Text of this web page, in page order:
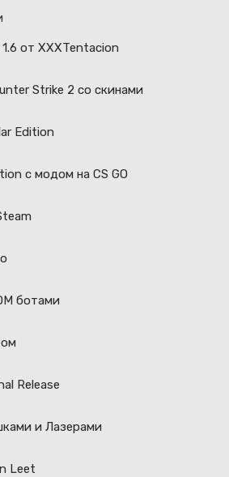
от XXXTentacion
Strike 2 со скинами
Edition
с модом на CS GO
ботами
Release
и Лазерами
Leet